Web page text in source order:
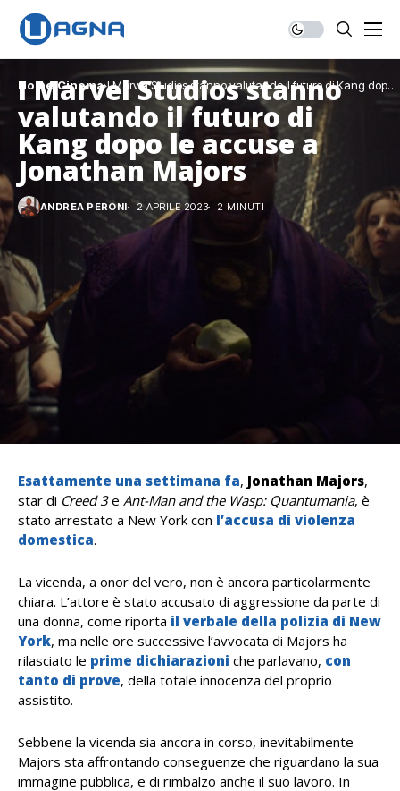
Home Cinema I Marvel Studios stanno valutando il futuro di Kang dopo
le accuse a Jonathan Majors
I Marvel Studios stanno
valutando il futuro di
Kang dopo le accuse a
Jonathan Majors
ANDREA PERONI 2 APRILE 2023 2 MINUTI
Esattamente una settimana fa, Jonathan Majors,
star di Creed 3e Ant-Man and the Wasp: Quantumania, è
stato arrestato a New York con l’accusa di violenza
domestica.
La vicenda, a onor del vero, non è ancora particolarmente
chiara. L’attore è stato accusato di aggressione da parte di
una donna, come riporta il verbale della polizia di New
York, ma nelle ore successive l’avvocata di Majors ha
rilasciato le prime dichiarazioni che parlavano, con
tanto di prove, della totale innocenza del proprio
assistito.
Sebbene la vicenda sia ancora in corso, inevitabilmente
Majors sta affrontando conseguenze che riguardano la sua
immagine pubblica, e di rimbalzo anche il suo lavoro. In